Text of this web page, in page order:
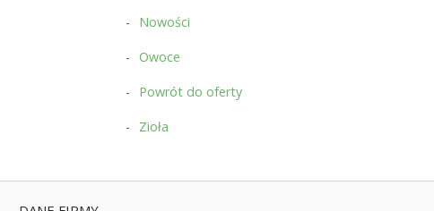
Nowości
Owoce
Powrót do oferty
Zioła